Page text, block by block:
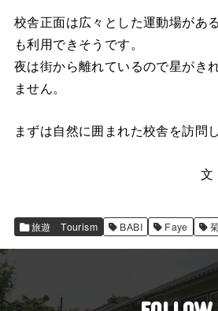
校舎正面は広々とした運動場があ
も利用できそうです。
夜は街から離れているので星がき
ません。
まずは自然に囲まれた校舎を訪問
文
旅遊 Tourism BABI Faye